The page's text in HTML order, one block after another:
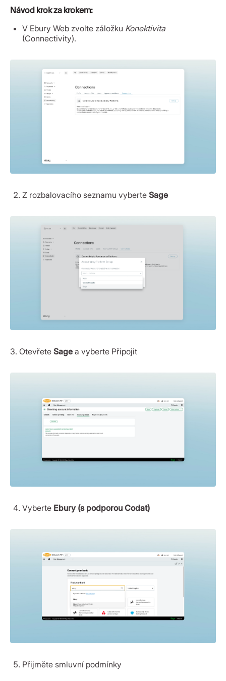
Návod krok za krokem:
V Ebury Web zvolte záložku Konektivita
(Connectivity).
Z rozbalovacího seznamu vyberte Sage
3. Otevřete Sage a vyberte Připojit
Vyberte Ebury (s podporou Codat)
Přijměte smluvní podmínky